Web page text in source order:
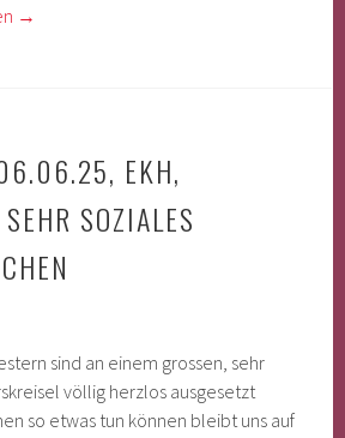
→
EKH,
SOZIALES
sind an einem grossen, sehr
völlig herzlos ausgesetzt
so etwas tun können bleibt uns auf